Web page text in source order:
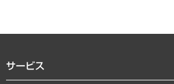
サービス